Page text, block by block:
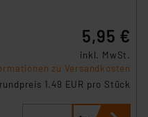
5,95 €
inkl. MwSt.
zu Versandkosten
1.49 EUR pro Stück